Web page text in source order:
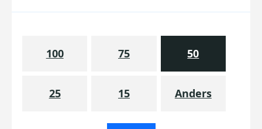
100 75 50
25 15 Anders